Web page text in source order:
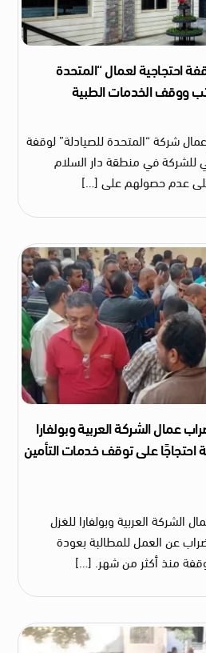
احتجاجية لعمال “المتحدة
ووقف الخدمات الطبية
شركة “المتحدة للصيادلة” لوقفة
للشركة في منطقة دار السلام
على عدم حصولهم على […]
عمال الشركة العربية وبولفارا
احتجاجًا على توقف خدمات التأمين
الشركة العربية وبولفارا للغزل
عن العمل للمطالبة بعودة
منذ أكثر من شهر. […]